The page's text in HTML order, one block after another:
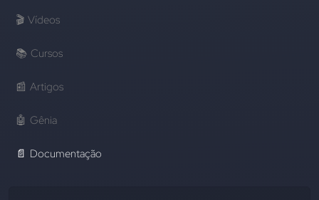
🎬 Vídeos
📚 Cursos
📰 Artigos
🤖 Gênia
📄 Documentação